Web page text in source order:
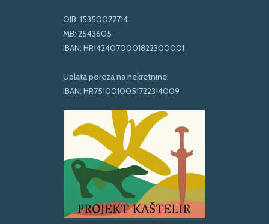
OIB: 15350077714
MB: 2543605
IBAN: HR1424070001822300001
Uplata poreza na nekretnine:
IBAN: HR7510010051722314009